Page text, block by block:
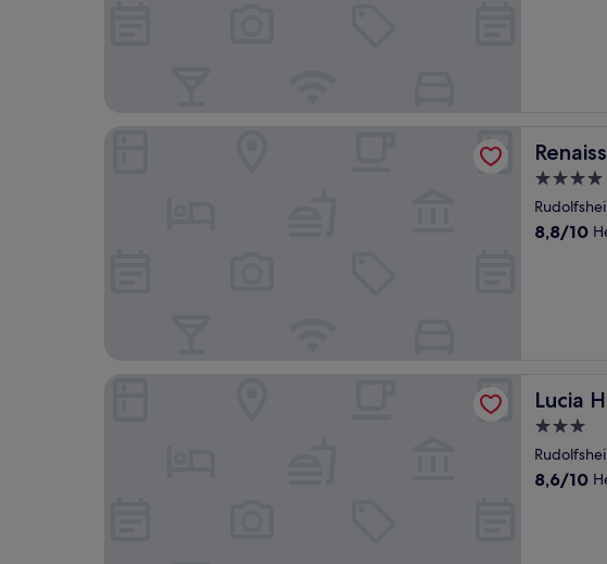
4.0-
Sterne-
8.8
8,8/10
Lucia
Lucia
3.0-
Sterne-
8.6
8,6/10